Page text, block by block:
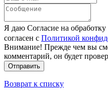
Я даю Согласие на
согласен с Политикой
Внимание! Прежде чем вы
комментарий, он будет
Отправить
Возврат к списку